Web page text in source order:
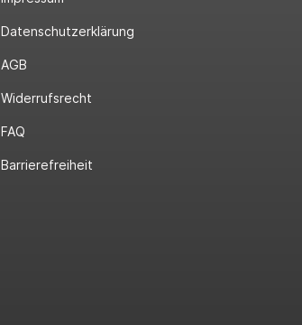
Datenschutzerklärung
AGB
Widerrufsrecht
FAQ
Barrierefreiheit